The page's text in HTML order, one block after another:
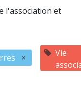
l'association et
×
Vie